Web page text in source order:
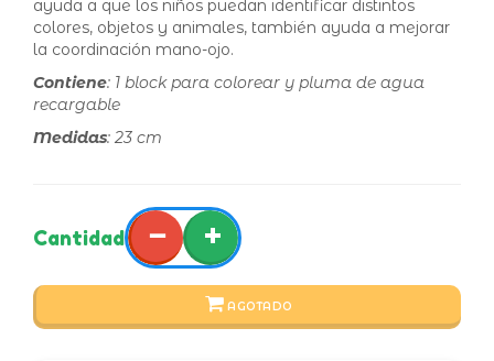
ayuda a que los niños puedan identificar distintos
colores, objetos y animales, también ayuda a mejorar
la coordinación mano-ojo.
Contiene: 1 block para colorear y pluma de agua
recargable
Medidas: 23 cm
Cantidad − +
AGOTADO